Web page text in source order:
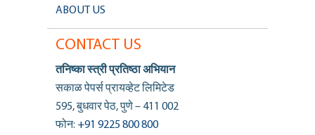
ABOUT US
CONTACT US
तनिष्का स्त्री प्रतिष्ठा अभियान
सकाळ पेपर्स प्रायव्हेट लिमिटेड
595, बुधवार पेठ, पुणे – 411 002
फोन: +91 9225 800 800